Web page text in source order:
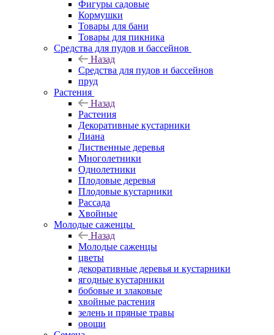
Фигуры садовые
Кормушки
Товары для бани
Товары для пикника
Средства для пудов и бассейнов
Назад
Средства для пудов и бассейнов
пруд
Растения
Назад
Растения
Декоративные кустарники
Лиана
Лиственные деревья
Многолетники
Однолетники
Плодовые деревья
Плодовые кустарники
Рассада
Хвойные
Молодые саженцы
Назад
Молодые саженцы
цветы
декоративные деревья и кустарники
ягодные кустарники
бобовые и злаковые
хвойные растения
зелень и пряные травы
овощи